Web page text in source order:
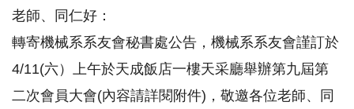
老師、同仁好：
轉寄機械系系友會秘書處公告，機械系系友會謹訂於
4/11(六） 上午於天成飯店一樓天采廳舉辦第九屆第
二次會員大會(內容請詳閱附件)，敬邀各位老師、同